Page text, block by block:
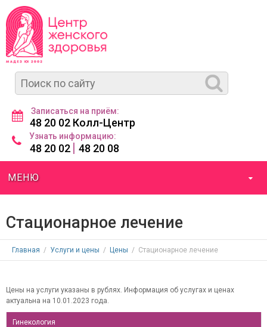
Записаться на приём:
48 20 02 Колл-Центр
Узнать информацию:
48 20 02 | 48 20 08
МЕНЮ
Стационарное лечение
Главная / Услуги и цены / Цены / Стационарное лечение
Цены на услуги указаны в рублях. Информация об услугах и ценах
актуальна на 10.01.2023 года.
Гинекология